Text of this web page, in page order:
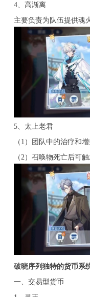
4、高渐离
主要负责为队伍提供魂
5、太上老君
（1）团队中的治疗和
（2）召唤物死亡后可
破晓序列独特的货币系
一、交易型货币